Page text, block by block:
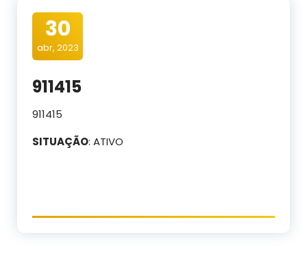
30
abr, 2023
911415
911415
SITUAÇÃO: ATIVO